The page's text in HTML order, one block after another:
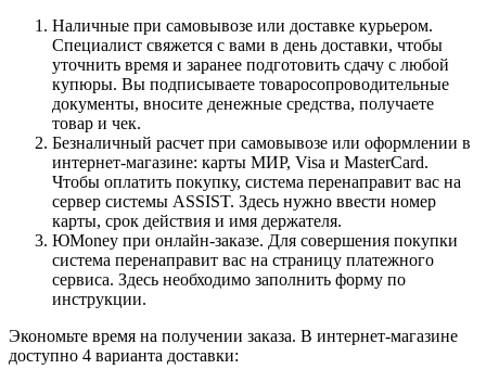
Наличные при самовывозе или доставке курьером.
Специалист свяжется с вами в день доставки, чтобы
уточнить время и заранее подготовить сдачу с любой
купюры. Вы подписываете товаросопроводительные
документы, вносите денежные средства, получаете
товар и чек.
Безналичный расчет при самовывозе или оформлении в
интернет-магазине: карты МИР, Visa и MasterCard.
Чтобы оплатить покупку, система перенаправит вас на
сервер системы ASSIST. Здесь нужно ввести номер
карты, срок действия и имя держателя.
ЮMoney при онлайн-заказе. Для совершения покупки
система перенаправит вас на страницу платежного
сервиса. Здесь необходимо заполнить форму по
инструкции.
Экономьте время на получении заказа. В интернет-магазине
доступно 4 варианта доставки: